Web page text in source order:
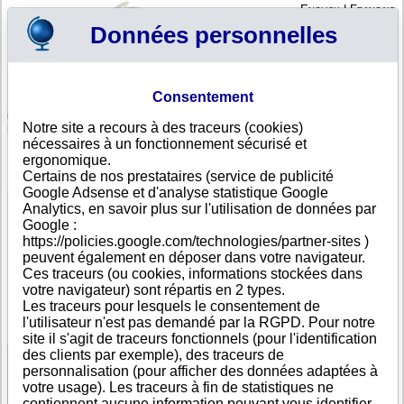
English|Français
Votre panier est vide
Bosnie Herzégovine >Toutes villes >Mostar
Inova d.o.o. Mostar, Mostar
FICHE ENTREPRISE
Dénomination Inova d.o.o. Mostar
Adresse
Kralja Tomislava 20
Ville
Mostar- 88000
Pays
Bosnie Herzégovine
Type
d'adresse
Adresse unique
Téléphone
+387 63------
DUNS®
Number
36-------
Voir les informations disponibles
Données personnelles
Consentement
Notre site a recours à des traceurs (cookies)
nécessaires à un fonctionnement sécurisé et
ergonomique.
Certains de nos prestataires (service de publicité
Google Adsense et d'analyse statistique Google
Analytics, en savoir plus sur l'utilisation de données par
Google :
https://policies.google.com/technologies/partner-sites )
peuvent également en déposer dans votre navigateur.
Ces traceurs (ou cookies, informations stockées dans
votre navigateur) sont répartis en 2 types.
Les traceurs pour lesquels le consentement de
l'utilisateur n'est pas demandé par la RGPD. Pour notre
site il s'agit de traceurs fonctionnels (pour l'identification
des clients par exemple), des traceurs de
personnalisation (pour afficher des données adaptées à
votre usage). Les traceurs à fin de statistiques ne